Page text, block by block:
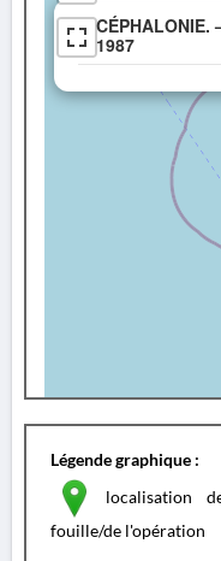
1987
Légende graphique :
localisation
fouille/de l'opération